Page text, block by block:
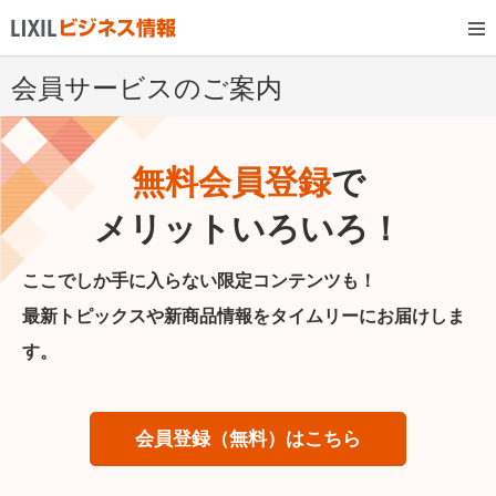
会員サービスのご案内
無料会員登録で
メリットいろいろ！
ここでしか手に入らない限定コンテンツも！
最新トピックスや新商品情報をタイムリーにお届けしま
す。
会員登録（無料）はこちら